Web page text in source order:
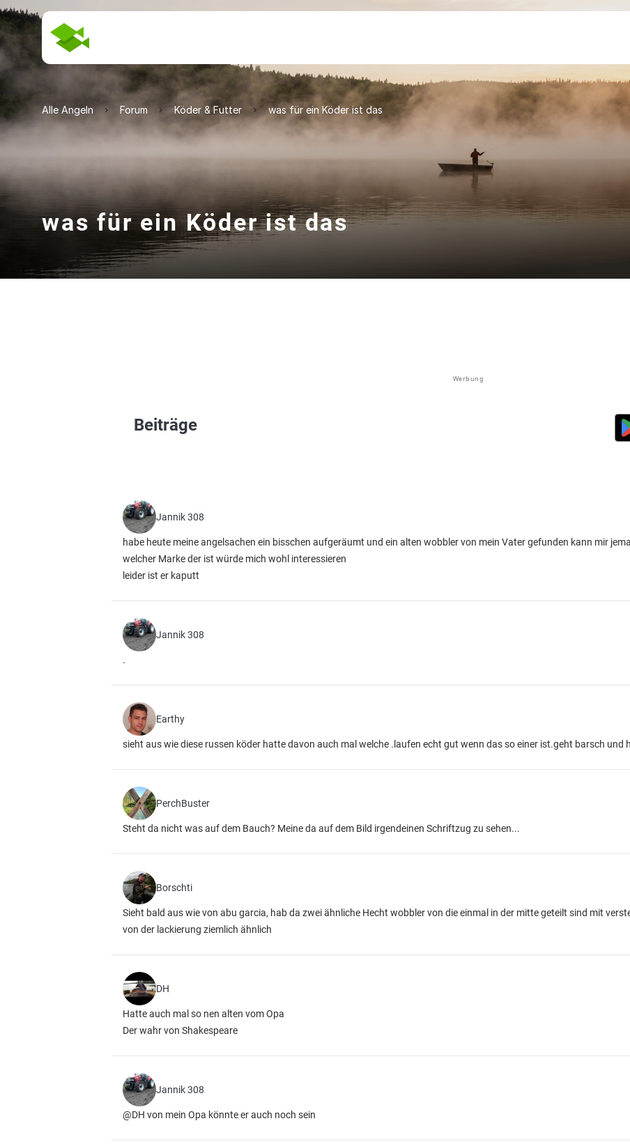
Alle Angeln Forum Köder & Futter was für ein Köder ist das
was für ein Köder ist das
Werbung
Beiträge
Jannik 308
habe heute meine angelsachen ein bisschen aufgeräumt und ein alten wobbler von mein Vater gefunden kann mir
welcher Marke der ist würde mich wohl interessieren
leider ist er kaputt
Jannik 308
.
Earthy
sieht aus wie diese russen köder hatte davon auch mal welche .laufen echt gut wenn das so einer ist.geht barsch und
PerchBuster
Steht da nicht was auf dem Bauch? Meine da auf dem Bild irgendeinen Schriftzug zu sehen...
Borschti
Sieht bald aus wie von abu garcia, hab da zwei ähnliche Hecht wobbler von die einmal in der mitte geteilt sind mit
von der lackierung ziemlich ähnlich
DH
Hatte auch mal so nen alten vom Opa
Der wahr von Shakespeare
Jannik 308
@DH von mein Opa könnte er auch noch sein